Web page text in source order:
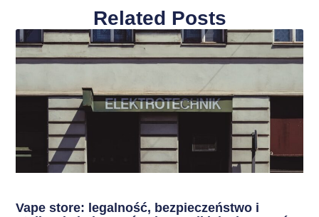
Related Posts
Vape store: legalność, bezpieczeństwo i